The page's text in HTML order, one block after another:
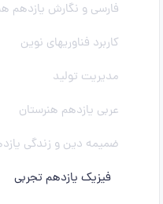
فارسی و نگارش یازدهم
کاربرد فناوریهای نوین
مدیریت تولید
عربی یازدهم هنرستان
ضمیمه دین و زندگی
فیزیک یازدهم تجربی